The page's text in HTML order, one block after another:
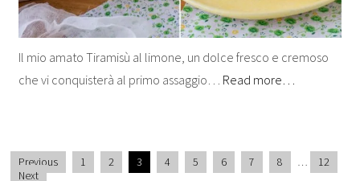
Il mio amato Tiramisù al limone, un dolce fresco e cremoso
che vi conquisterà al primo assaggio… Read more…
Previous 1 2 3 4 5 6 7 8 …
12
Next